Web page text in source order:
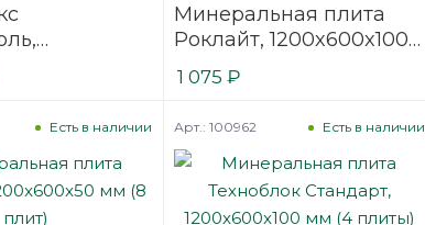
мм L-
Минеральная плита
Роклайт, 1200x600x100
мм (4 плиты)
1 075 ₽
Есть в наличии Есть в наличии
Арт.: 100962